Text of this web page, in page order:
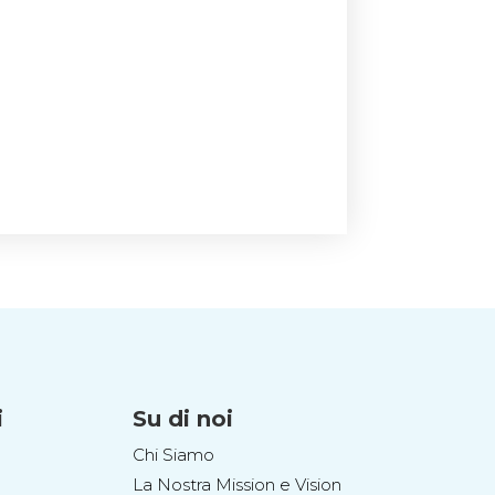
Su di noi
Chi Siamo
La Nostra Mission e Vision